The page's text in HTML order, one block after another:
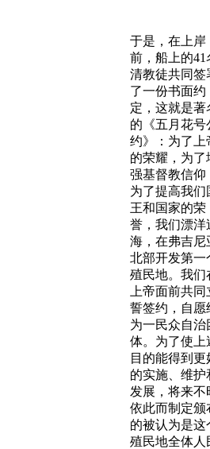
于是，在上岸
前，船上的41
清教徒共同签
了一份书面约
定，这就是著
的《五月花号
约》：为了上
的荣耀，为了
强基督教信仰
为了提高我们
王和国家的荣
誉，我们漂洋
海，在弗吉尼
北部开发第一
殖民地。我们
上帝面前共同
誓签约，自愿
为一民众自治
体。为了使上
目的能得到更
的实施、维护
发展，将来不
依此而制定颁
的被认为是这
殖民地全体人